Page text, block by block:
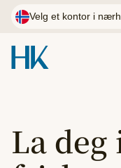
Hopp
Velg et kontor i
Postnummer
HK
La